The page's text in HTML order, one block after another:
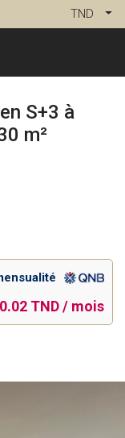
TND
S+3 à
m²
TND / mois